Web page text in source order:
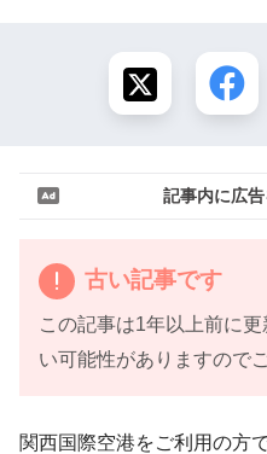
記事内に広
古い記事です
この記事は1年以上前に
い可能性がありますので
関西国際空港をご利用の方